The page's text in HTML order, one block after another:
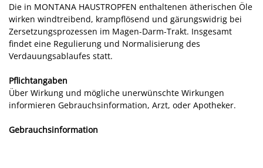
Die in MONTANA HAUSTROPFEN enthaltenen ätherischen Öle
wirken windtreibend, krampflösend und gärungswidrig bei
Zersetzungsprozessen im Magen-Darm-Trakt. Insgesamt
findet eine Regulierung und Normalisierung des
Verdauungsablaufes statt.
Pflichtangaben
Über Wirkung und mögliche unerwünschte Wirkungen
informieren Gebrauchsinformation, Arzt, oder Apotheker.
Gebrauchsinformation